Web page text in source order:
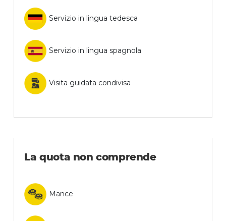
Servizio in lingua tedesca
Servizio in lingua spagnola
Visita guidata condivisa
La quota non comprende
Mance